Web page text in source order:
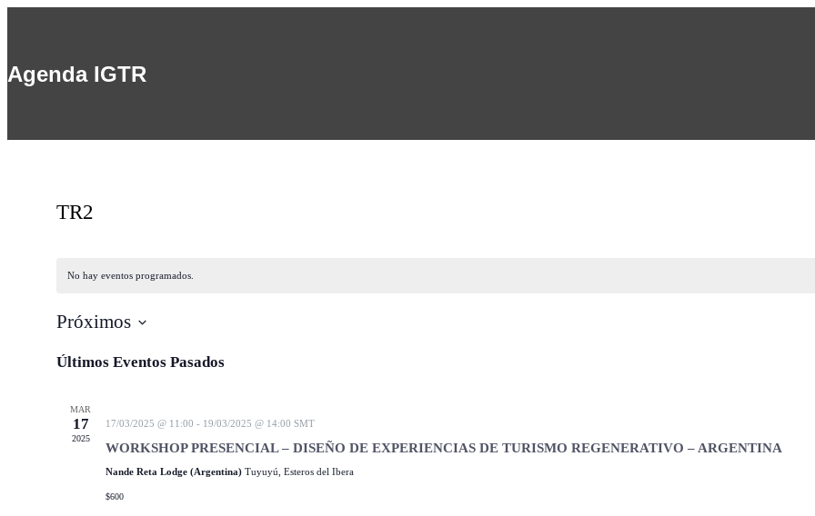
Agenda IGTR
TR2
No hay eventos programados.
Próximos
la
Últimos Eventos Pasados
MAR
17
2025
17/03/2025 @ 11:00 - 19/03/2025 @ 14:00 SMT
WORKSHOP PRESENCIAL – DISEÑO DE EXPERIENCIAS DE TURISMO REGENERATIVO – ARGENTINA
Nande Reta Lodge (Argentina) Tuyuyú, Esteros del Ibera
$600